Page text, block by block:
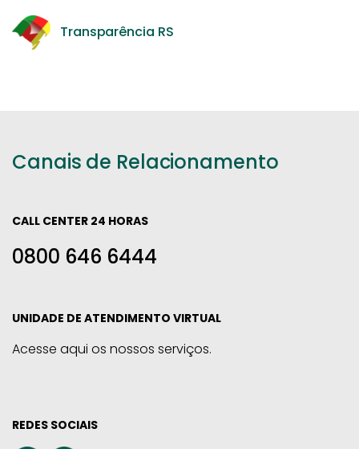
Transparência RS
Canais de Relacionamento
CALL CENTER 24 HORAS
0800 646 6444
UNIDADE DE ATENDIMENTO VIRTUAL
Acesse aqui os nossos serviços.
REDES SOCIAIS